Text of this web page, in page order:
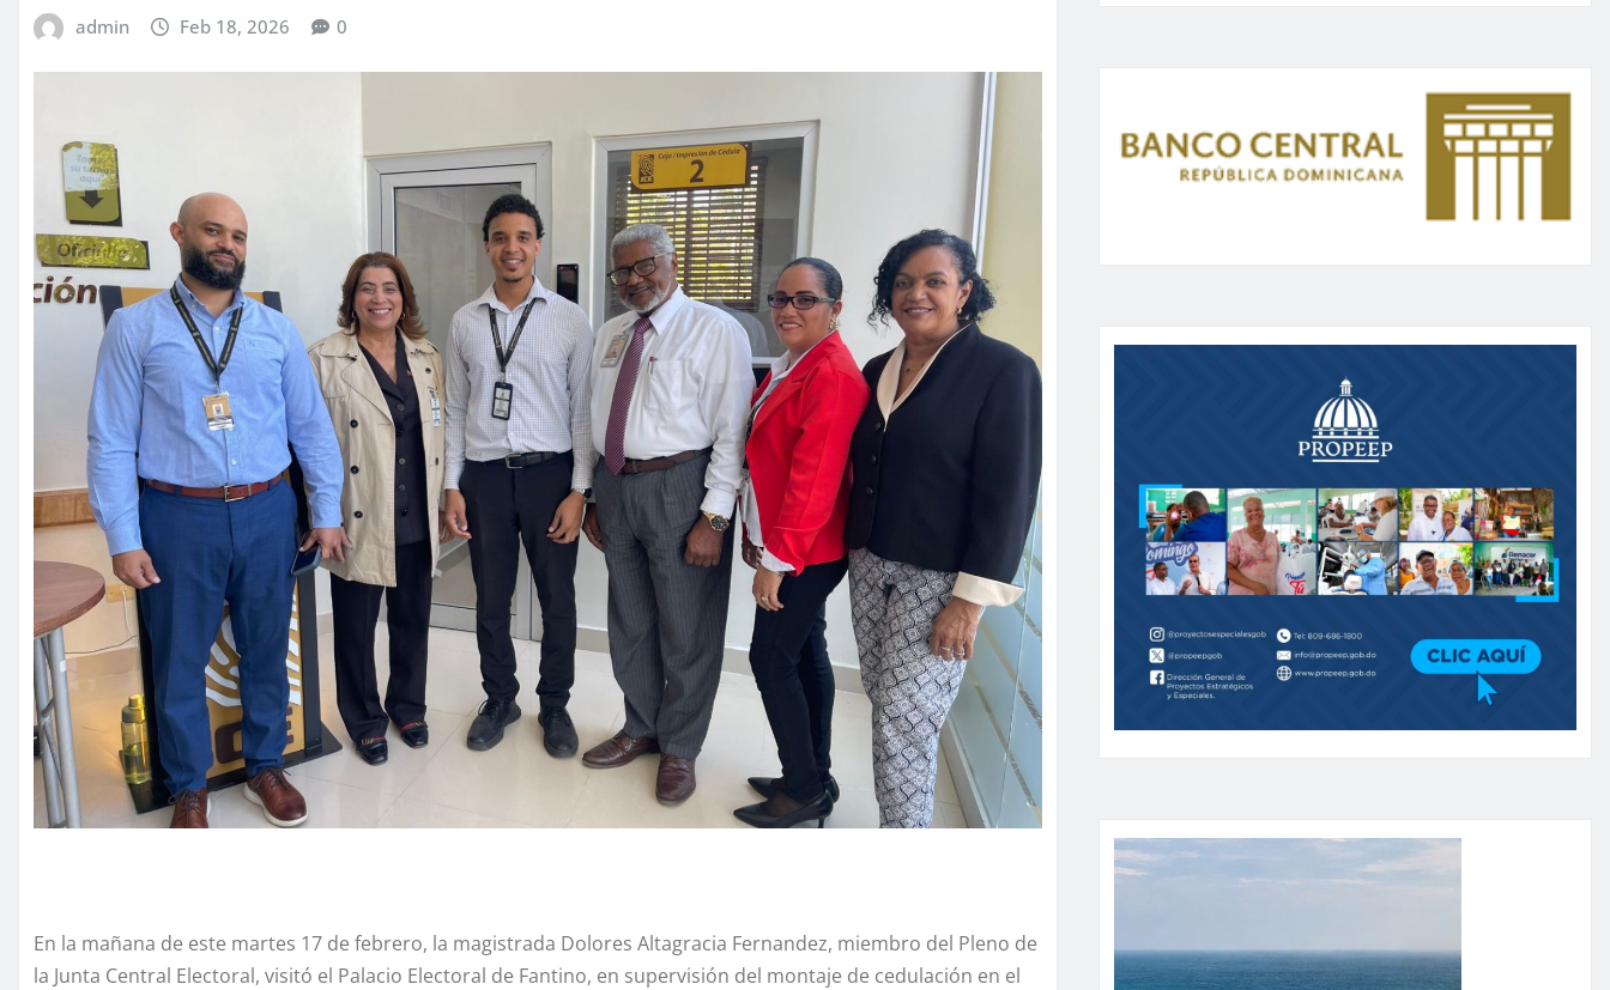
admin Feb 18, 2026 0
En la mañana de este martes 17 de febrero, la magistrada Dolores Altagracia Fernandez, miembro del Pleno de
la Junta Central Electoral, visitó el Palacio Electoral de Fantino, en supervisión del montaje de cedulación en el